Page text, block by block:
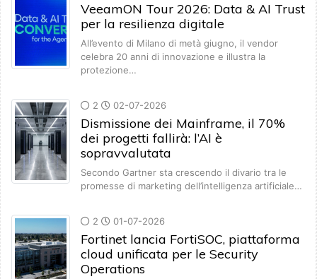
VeeamON Tour 2026: Data & AI Trust
per la resilienza digitale
All’evento di Milano di metà giugno, il vendor
celebra 20 anni di innovazione e illustra la
protezione…
2 02-07-2026
Dismissione dei Mainframe, il 70%
dei progetti fallirà: l’AI è
sopravvalutata
Secondo Gartner sta crescendo il divario tra le
promesse di marketing dell’intelligenza artificiale…
2 01-07-2026
Fortinet lancia FortiSOC, piattaforma
cloud unificata per le Security
Operations